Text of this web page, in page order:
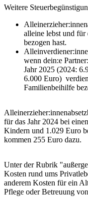
Weitere
alleine lebst und
bezogen hast.
wenn dein:e
Jahr 2025 (2024:
6.000 Euro)
Familienbeihilfe
für das Jahr 2024 bei
Kindern und 1.029 Euro
kommen 255 Euro dazu.
Unter der Rubrik
Kosten rund ums
anderem Kosten für ein
Pflege oder Betreuung